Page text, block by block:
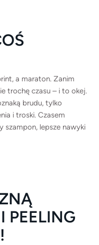
a maraton. Zanim
trochę czasu – i to okej.
brudu, tylko
i troski. Czasem
szampon, lepsze nawyki
PEELING